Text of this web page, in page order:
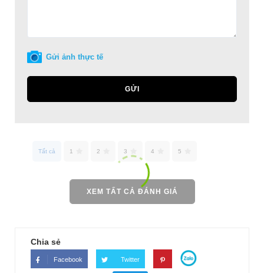
Gửi ảnh thực tế
GỬI
Tất cả 1 2 3 4 5
XEM TẤT CẢ ĐÁNH GIÁ
Chia sẻ
Facebook Twitter